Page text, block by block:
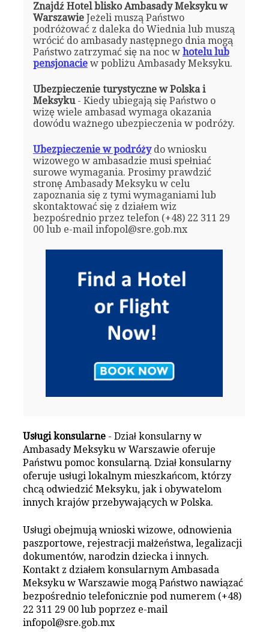
Znajdź Hotel blisko Ambasady Meksyku w
WarszawieJeżeli muszą Państwo
podróżować z daleka do Wiednia lub muszą
wrócić do ambasady następnego dnia mogą
Państwo zatrzymać się na noc w hotelu lub
pensjonaciew pobliżu Ambasady Meksyku.
Ubezpieczenie turystyczne w Polska i
Meksyku- Kiedy ubiegają się Państwo o
wizę wiele ambasad wymaga okazania
dowódu ważnego ubezpieczenia w podróży.
Ubezpieczenie w podróżydo wniosku
wizowego w ambasadzie musi spełniać
surowe wymagania. Prosimy prawdzić
stronę Ambasady Meksyku w celu
zapoznania się z tymi wymaganiami lub
skontaktować się z działem wiz
bezpośrednio przez telefon (+48) 22 311 29
00 lub e-mail infopol@sre.gob.mx
Usługi konsularne - Dział konsularny w
Ambasady Meksyku w Warszawie oferuje
Państwu pomoc konsularną. Dział konsularny
oferuje usługi lokalnym mieszkańcom, którzy
chcą odwiedzić Meksyku, jak i obywatelom
innych krajów przebywających w Polska.
Usługi obejmują wnioski wizowe, odnowienia
paszportowe, rejestracji małżeństwa, legalizacji
dokumentów, narodzin dziecka i innych.
Kontakt z działem konsularnym Ambasada
Meksyku w Warszawie mogą Państwo nawiązać
bezpośrednio telefonicznie pod numerem (+48)
22 311 29 00 lub poprzez e-mail
infopol@sre.gob.mx